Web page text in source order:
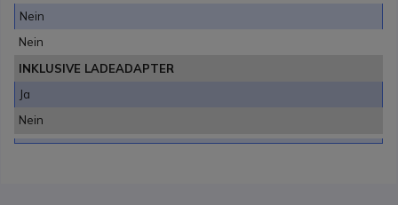
Nein
Nein
INKLUSIVE LADEADAPTER
Ja
Nein